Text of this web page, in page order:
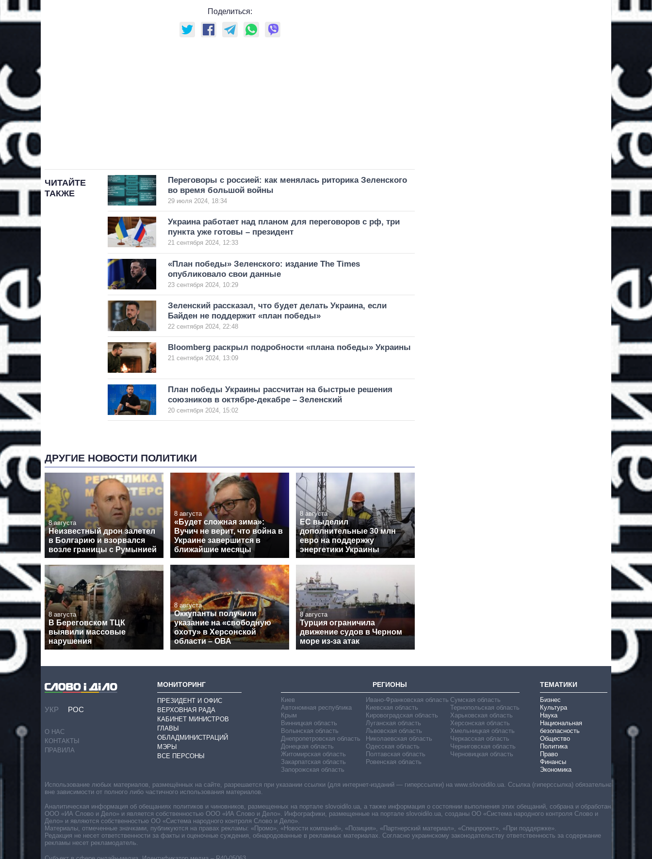
Поделиться:
ЧИТАЙТЕ
ТАКЖЕ
Переговоры с россией: как менялась риторика Зеленского
во время большой войны
29 июля 2024, 18:34
Украина работает над планом для переговоров с рф, три
пункта уже готовы – президент
21 сентября 2024, 12:33
«План победы» Зеленского: издание The Times
опубликовало свои данные
23 сентября 2024, 10:29
Зеленский рассказал, что будет делать Украина, если
Байден не поддержит «план победы»
22 сентября 2024, 22:48
Bloomberg раскрыл подробности «плана победы» Украины
21 сентября 2024, 13:09
План победы Украины рассчитан на быстрые решения
союзников в октябре-декабре – Зеленский
20 сентября 2024, 15:02
ДРУГИЕ НОВОСТИ ПОЛИТИКИ
8 августа
Неизвестный дрон залетел
в Болгарию и взорвался
возле границы с Румынией
8 августа
«Будет сложная зима»:
Вучич не верит, что война в
Украине завершится в
ближайшие месяцы
8 августа
ЕС выделил
дополнительные 30 млн
евро на поддержку
энергетики Украины
8 августа
В Береговском ТЦК
выявили массовые
нарушения
8 августа
Оккупанты получили
указание на «свободную
охоту» в Херсонской
области – ОВА
8 августа
Турция ограничила
движение судов в Черном
море из-за атак
УКР РОС
О НАС
КОНТАКТЫ
ПРАВИЛА
МОНИТОРИНГ
ПРЕЗИДЕНТ И ОФИС
ВЕРХОВНАЯ РАДА
КАБИНЕТ МИНИСТРОВ
ГЛАВЫ
ОБЛАДМИНИСТРАЦИЙ
МЭРЫ
ВСЕ ПЕРСОНЫ
РЕГИОНЫ
Киев
Автономная республика
Крым
Винницкая область
Волынская область
Днепропетровская область
Донецкая область
Житомирская область
Закарпатская область
Запорожская область
Ивано-Франковская область
Киевская область
Кировоградская область
Луганская область
Львовская область
Николаевская область
Одесская область
Полтавская область
Ровенская область
Сумская область
Тернопольская область
Харьковская область
Херсонская область
Хмельницкая область
Черкасская область
Черниговская область
Черновицкая область
ТЕМАТИКИ
Бизнес
Культура
Наука
Национальная
безопасность
Общество
Политика
Право
Финансы
Экономика
Использование любых материалов, размещённых на сайте, разрешается при указании ссылки (для интернет-изданий — гиперссылки) на www.slovoidilo.ua. Ссылка (гиперссылка) обязательна
вне зависимости от полного либо частичного использования материалов.
Аналитическая информация об обещаниях политиков и чиновников, размещенных на портале slovoidilo.ua, а также информация о состоянии выполнения этих обещаний, собрана и обработана
ООО «ИА Слово и Дело» и является собственностью ООО «ИА Слово и Дело». Инфографики, размещенные на портале slovoidilo.ua, созданы ОО «Система народного контроля Слово и
Дело» и являются собственностью ОО «Система народного контроля Слово и Дело».
Материалы, отмеченные значками, публикуются на правах рекламы: «Промо», «Новости компаний», «Позиция», «Партнерский материал», «Спецпроект», «При поддержке».
Редакция не несет ответственности за факты и оценочные суждения, обнародованные в рекламных материалах. Согласно украинскому законодательству ответственность за содержание
рекламы несет рекламодатель.